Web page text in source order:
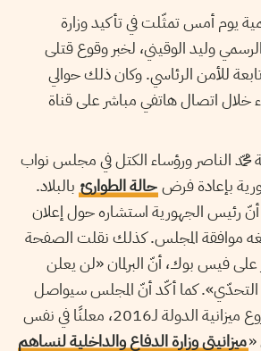
يوم أمس تمثّلت في تأكيد وزارة
وليد الوقيني، لخبر وقوع قتلى
للأمن الرئاسي. وكان ذلك حوالي
خلال اتصال هاتفي مباشر على قناة
الناصر ورؤساء الكتل في مجلس نواب
بإعادة فرض حالة الطوارئ بالبلاد.
أنّ رئيس الجهورية استشاره حول إعلان
موافقة المجلس. كذلك نقلت الصفحة
على فيس بوك، أنّ البرلمان «لن يعلن
التحدّي». كما أكّد أنّ المجلس سيواصل
أشغاله بالنظر في مشروع ميزانية الدولة لـ2016، معلنًا في نفس
«ميزانيتي وزارة الدفاع والداخلية لنساهم